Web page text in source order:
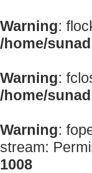
Warning:
/home/
Warning:
/home/
Warning:
stream:
1008